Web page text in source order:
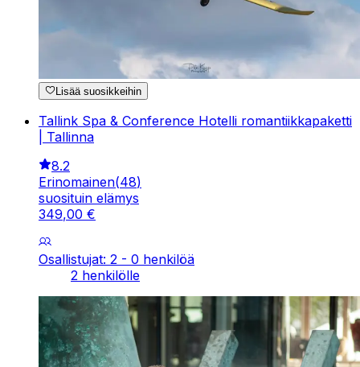
Lisää suosikkeihin
Tallink Spa & Conference Hotelli romantiikkapaketti
| Tallinna
8.2
Erinomainen(48)
suosituin elämys
349,00 €
Osallistujat: 2 - 0 henkilöä
2 henkilölle